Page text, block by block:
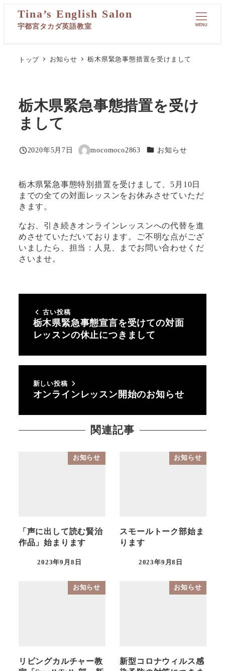
MENU
トップ お知らせ 栃木県緊急事態措置を受けまして
栃木県緊急事態措置を受け
まして
投稿日
2020年5月7日
著
mocomoco2863 カテゴリー
お知らせ
栃木県緊急事態特別措置を受けまして、5月10日
までの全ての対面レッスンをお休みさせていただ
きます。
なお、引き続きオンラインレッスンへの代替を進
めさせていただいております。ご不明な点がござ
いましたら、担当：人見、までお問い合わせくだ
さいませ。
古い投稿
栃木県緊急事態宣言を受けての対面
レッスンの休止につきまして
新しい投稿
オンラインレッスン開始のお知らせ
関連記事
お知らせ
「声に出して読む賢治
作品」始まります
投稿日
2023年9月8日
お知らせ
スモールトーク部始ま
ります
投稿日
2023年9月8日
お知らせ
リビングカルチャー教
お知らせ
新型コロナウィルス感